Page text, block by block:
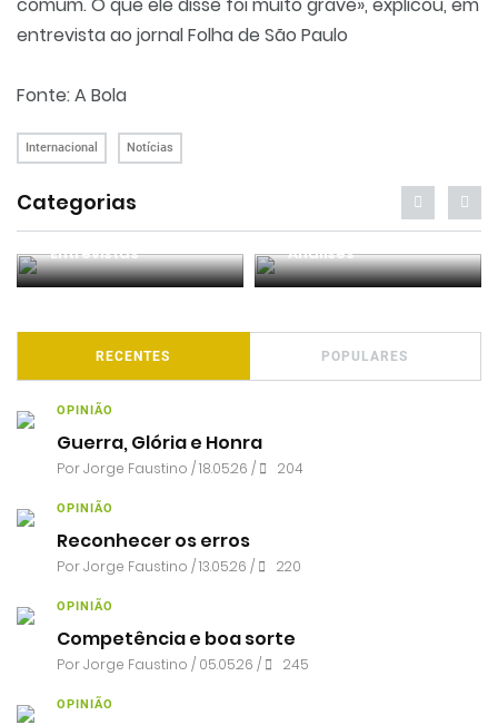
entrevista ao jornal Folha de São Paulo
Fonte: A Bola
Internacional Notícias
Categorias
Entrevistas Análises
RECENTES POPULARES
OPINIÃO
Guerra, Glória e Honra
PorJorge Faustino / 18.05.26 / 204
OPINIÃO
Reconhecer os erros
PorJorge Faustino / 13.05.26 / 220
OPINIÃO
Competência e boa sorte
PorJorge Faustino / 05.05.26 / 245
OPINIÃO